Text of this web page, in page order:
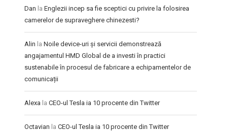
Dan la Englezii incep sa fie sceptici cu privire la folosirea
camerelor de supraveghere chinezesti?
Alin la Noile device-uri și servicii demonstrează
angajamentul HMD Global de a investi în practici
sustenabile în procesul de fabricare a echipamentelor de
comunicații
Alexa la CEO-ul Tesla ia 10 procente din Twitter
Octavian la CEO-ul Tesla ia 10 procente din Twitter